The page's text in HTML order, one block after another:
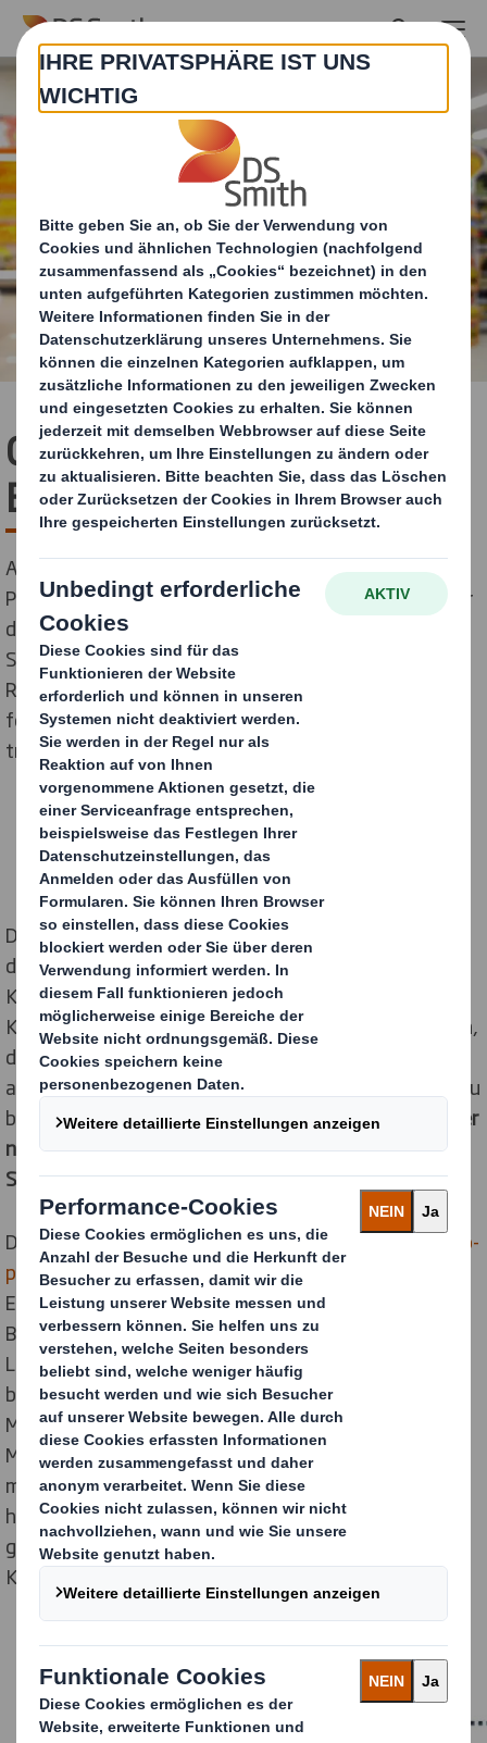
Skip to main content
Creo 2017 Point of Sale
Branchenbericht
Acht von zehn Marketingfachleuten bewerten den
Point of Sale als einflussreichsten Marketing-Kanal für
die Beeinflussung der Kaufentscheidungen der
Shopper, vor den traditionellen Kanälen wie Fernseh-,
Radio- und Printwerbung. Dies beweist die
fortlaufende Bedeutung der physischen Geschäfte,
trotz der heutigen Omnichannel-Entwicklungen.
Drei Viertel der Marketingfachleute gaben auch an,
dass ein Großteil (die Hälfte bis zu alle) ihrer
Kampagnen aktuell von Marketingstrategien für die
Käufer innerhalb eines Geschäfts angetrieben werden,
da immer mehr Marken und Einzelhändler darauf
abzielen, das Käuferverhalten direkt am Einkaufsort zu
beeinflussen. Und dochschafften es 44% der Marketer
nicht, die Ausgaben gegen den Einkaufsweg der
Shopper zu messen.
Der Point of Sale-Branchenbericht 2017 vonwww.creo-
pos.com, für den 210 Marken-, Marketing- und
Einzelhandelsmitarbeiter aus vielen verschiedenen
Branchen, einschließlich Automobil, Kosmetik, FMCG,
Lebensmittel und Getränke sowie Haustierfutter,
befragt wurden, enthüllte auch, dass 82% der
Marketingfachleute nicht in der Lage sind, die
Marketing-Rendite (ROI) auf effektive Weise zu
messen. Der Zugang zu den Daten wird als
herausragende Barriere zitiert, um den ROI zu messen,
gefolgt von Zeitdruck und der Komplexität der
Kampagnen.